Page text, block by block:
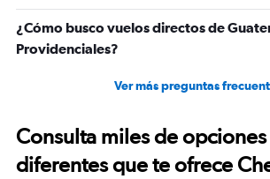
¿Cómo busco vuelos directos de
Providenciales?
Ver más preguntas
Consulta miles de opciones
diferentes que te ofrece